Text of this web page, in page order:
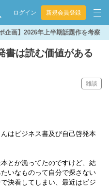
ログイン 新規会員登録
企画】2026年上半期話題作を考察
書は読む価値がある
雑談
はビジネス書及び自己啓発本
とか漁ってたのですけど、結
いなものって自分で探さない
決着してしまい、最近はビジ